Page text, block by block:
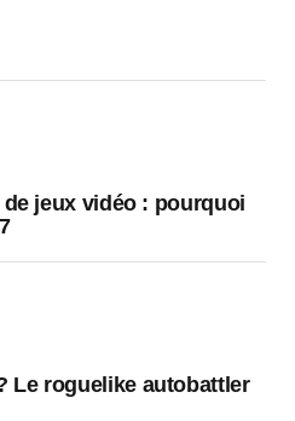
jeux vidéo : pourquoi
Le roguelike autobattler